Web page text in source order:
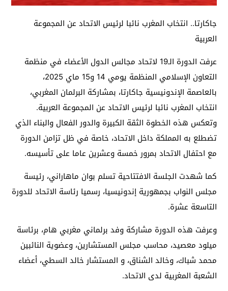
جاكارتا.. انتخاب المغرب نائبا لرئيس الاتحاد عن المجموعة
العربية
عرفت الدورة الـ19 لاتحاد مجالس الدول الأعضاء في منظمة
التعاون الإسلامي المنظمة يومي 14 و15 ماي 2025،
بالعاصمة الإندونيسية جاكارتا، بمشاركة البرلمان المغربي،
انتخاب المغرب نائبا لرئيس الاتحاد عن المجموعة العربية.
وتعكس هذه الخطوة الثقة الكبيرة والدور الفعال والبناء الذي
تضطلع به المملكة داخل الاتحاد، خاصة في ظل تزامن الدورة
مع احتفال الاتحاد بمرور خمسة وعشرين عاما على تأسيسه.
كما شهدت الجلسة الافتتاحية تسلم بوان ماهاراني، رئيسة
مجلس النواب بجمهورية إندونيسيا، رسميا رئاسة الاتحاد للدورة
التاسعة عشرة.
وعرفت هذه الدورة مشاركة وفد برلماني مغربي هام، برئاسة
ميلود معصيد، محاسب مجلس المستشارين، وعضوية النائبين
محمد شباك، وخالد الشناق، و المستشار خالد السطي، أعضاء
الشعبة المغربية لدى الاتحاد.